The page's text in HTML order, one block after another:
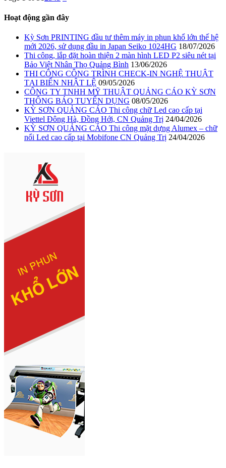
Hoạt động gần đây
Kỳ Sơn PRINTING đầu tư thêm máy in phun khổ lớn thế hệ
mới 2026, sử dụng đầu in Japan Seiko 1024HG 18/07/2026
Thi công, lắp đặt hoàn thiện 2 màn hình LED P2 siêu nét tại
Bảo Việt Nhân Thọ Quảng Bình 13/06/2026
THI CÔNG CÔNG TRÌNH CHECK-IN NGHỆ THUẬT
TẠI BIỂN NHẬT LỆ 09/05/2026
CÔNG TY TNHH MỸ THUẬT QUẢNG CÁO KỲ SƠN
THÔNG BÁO TUYỂN DỤNG 08/05/2026
KỲ SƠN QUẢNG CÁO Thi công chữ Led cao cấp tại
Viettel Đông Hà, Đồng Hới, CN Quảng Trị 24/04/2026
KỲ SƠN QUẢNG CÁO Thi công mặt dựng Alumex – chữ
nổi Led cao cấp tại Mobifone CN Quảng Trị 24/04/2026